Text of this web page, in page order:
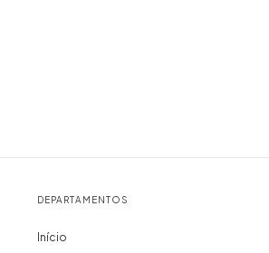
DEPARTAMENTOS
Início